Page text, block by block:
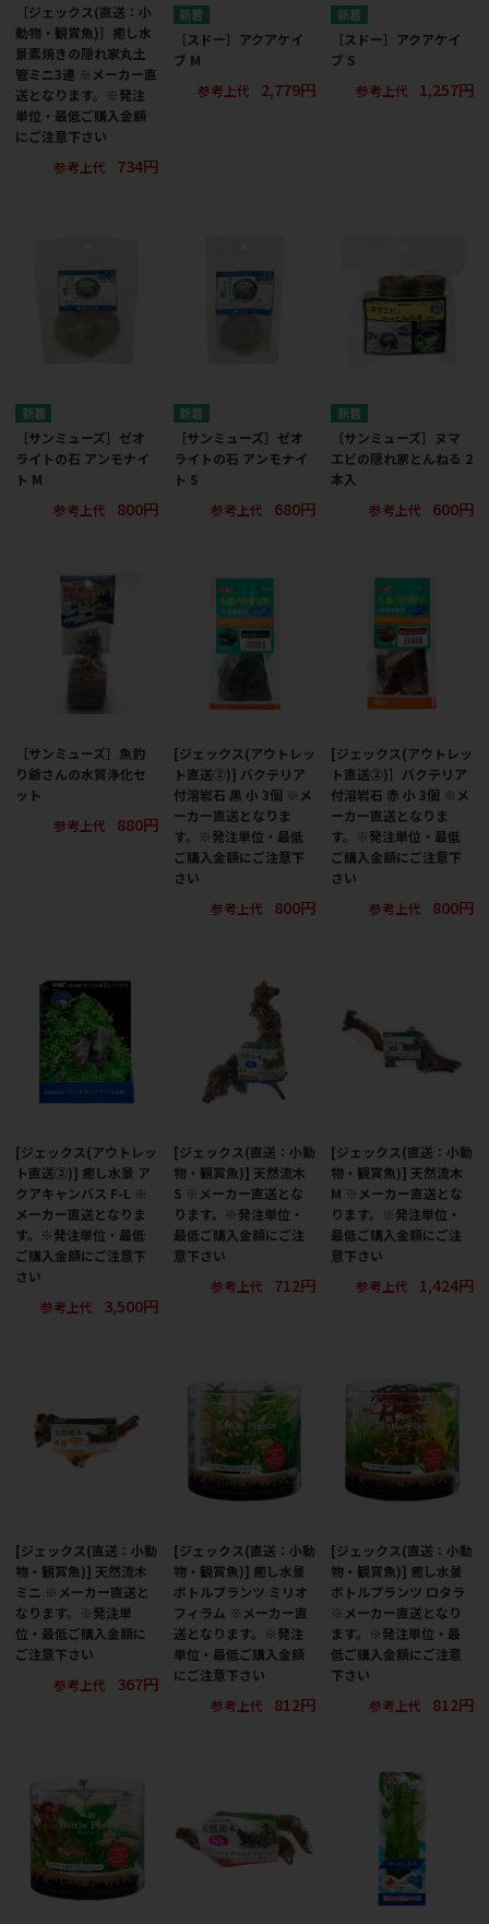
［ジェックス(直送：小
動物・観賞魚)］癒し水
景素焼きの隠れ家丸土
管ミニ3連 ※メーカー直
送となります。※発注
単位・最低ご購入金額
にご注意下さい
参考上代
734円
［スドー］アクアケイ
ブ M
参考上代
2,779円
［スドー］アクアケイ
ブ S
参考上代
1,257円
［サンミューズ］ゼオ
ライトの石 アンモナイ
ト M
参考上代
800円
［サンミューズ］ゼオ
ライトの石 アンモナイ
ト S
参考上代
680円
［サンミューズ］ヌマ
エビの隠れ家とんねる 2
本入
参考上代
600円
［サンミューズ］魚釣
り爺さんの水質浄化セ
ット
参考上代
880円
[ジェックス(アウトレッ
ト直送②)] バクテリア
付溶岩石 黒 小 3個 ※メ
ーカー直送となりま
す。※発注単位・最低
ご購入金額にご注意下
さい
参考上代
800円
[ジェックス(アウトレッ
ト直送②)］バクテリア
付溶岩石 赤 小 3個 ※メ
ーカー直送となりま
す。※発注単位・最低
ご購入金額にご注意下
さい
参考上代
800円
[ジェックス(アウトレッ
ト直送②)] 癒し水景 ア
クアキャンバス F-L ※
メーカー直送となりま
す。※発注単位・最低
ご購入金額にご注意下
さい
参考上代
3,500円
[ジェックス(直送：小動
物・観賞魚)] 天然流木
S ※メーカー直送とな
ります。※発注単位・
最低ご購入金額にご注
意下さい
参考上代
712円
[ジェックス(直送：小動
物・観賞魚)] 天然流木
M ※メーカー直送とな
ります。※発注単位・
最低ご購入金額にご注
意下さい
参考上代
1,424円
[ジェックス(直送：小動
物・観賞魚)] 天然流木
ミニ ※メーカー直送と
なります。※発注単
位・最低ご購入金額に
ご注意下さい
参考上代
367円
[ジェックス(直送：小動
物・観賞魚)] 癒し水景
ボトルプランツ ミリオ
フィラム ※メーカー直
送となります。※発注
単位・最低ご購入金額
にご注意下さい
参考上代
812円
[ジェックス(直送：小動
物・観賞魚)] 癒し水景
ボトルプランツ ロタラ
※メーカー直送となり
ます。※発注単位・最
低ご購入金額にご注意
下さい
参考上代
812円